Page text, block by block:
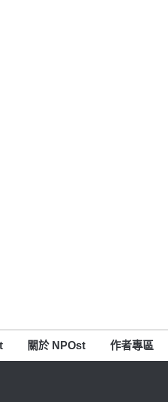
關於 NPOst 作者專區